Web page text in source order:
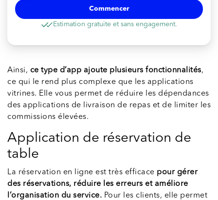
Commencer
Estimation gratuite et sans engagement.
Ainsi, ce type d’app ajoute plusieurs fonctionnalités,
ce qui le rend plus complexe que les applications
vitrines. Elle vous permet de réduire les dépendances
des applications de livraison de repas et de limiter les
commissions élevées.
Application de réservation de
table
La réservation en ligne est très efficace pour gérer
des réservations, réduire les erreurs et améliore
l’organisation du service. Pour les clients, elle permet